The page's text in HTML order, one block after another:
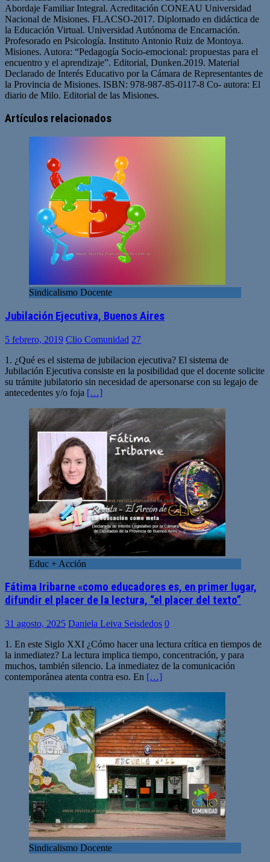
Abordaje Familiar Integral. Acreditación CONEAU Universidad
Nacional de Misiones. FLACSO-2017. Diplomado en didáctica de
la Educación Virtual. Universidad Autónoma de Encarnación.
Profesorado en Psicología. Instituto Antonio Ruiz de Montoya.
Misiones. Autora: “Pedagogía Socio-emocional: propuestas para el
encuentro y el aprendizaje”. Editorial, Dunken.2019. Material
Declarado de Interés Educativo por la Cámara de Representantes de
la Provincia de Misiones. ISBN: 978-987-85-0117-8 Co- autora: El
diario de Milo. Editorial de las Misiones.
Artículos relacionados
Sindicalismo Docente
Jubilación Ejecutiva, Buenos Aires
5 febrero, 2019 Clio Comunidad 27
1. ¿Qué es el sistema de jubilacion ejecutiva? El sistema de
Jubilación Ejecutiva consiste en la posibilidad que el docente solicite
su trámite jubilatorio sin necesidad de apersonarse con su legajo de
antecedentes y/o foja […]
Educ + Acción
Fátima Iribarne «como educadores es, en primer lugar,
difundir el placer de la lectura, “el placer del texto”
31 agosto, 2025 Daniela Leiva Seisdedos 0
1. En este Siglo XXI ¿Cómo hacer una lectura crítica en tiempos de
la inmediatez? La lectura implica tiempo, concentración, y para
muchos, también silencio. La inmediatez de la comunicación
contemporánea atenta contra eso. En […]
Sindicalismo Docente